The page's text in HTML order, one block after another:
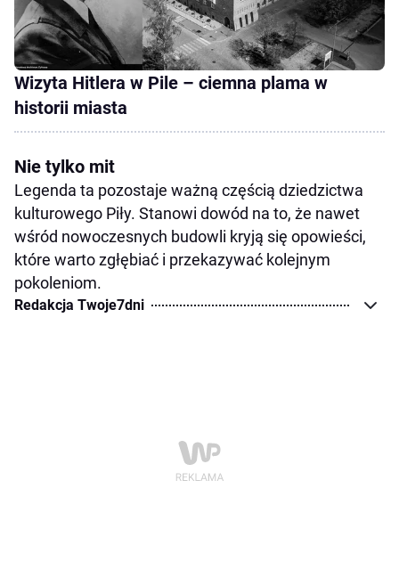
Wizyta Hitlera w Pile – ciemna plama w
historii miasta
Nie tylko mit
Legenda ta pozostaje ważną częścią dziedzictwa
kulturowego Piły. Stanowi dowód na to, że nawet
wśród nowoczesnych budowli kryją się opowieści,
które warto zgłębiać i przekazywać kolejnym
pokoleniom.
Redakcja Twoje7dni